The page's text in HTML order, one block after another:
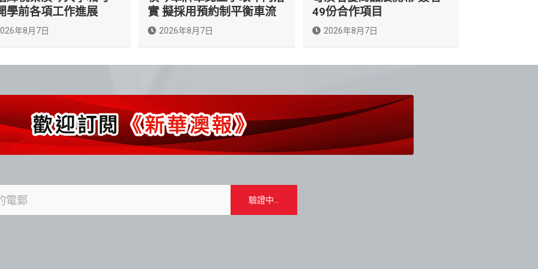
學前各項工作進展
年8月7日
實 擬採用預約制平衡車流
2026年8月7日
49份合作項目
2026年8月7日